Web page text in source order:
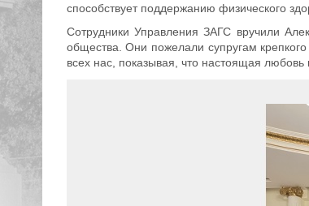
способствует поддержанию физического
Сотрудники Управления ЗАГС вручили
общества. Они пожелали супругам
всех нас, показывая, что настоящая